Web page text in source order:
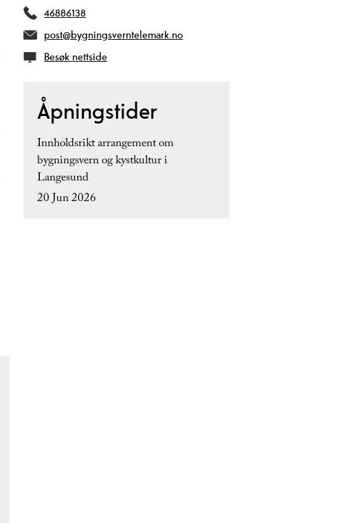
46886138
post@bygningsverntelemark.no
Besøk nettside
Åpningstider
Innholdsrikt arrangement om
bygningsvern og kystkultur i
Langesund
20 Jun 2026